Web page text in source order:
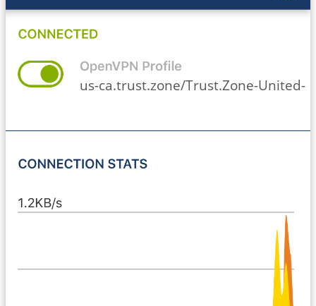
us-ca.trust.zone/Trust.Zone-United-